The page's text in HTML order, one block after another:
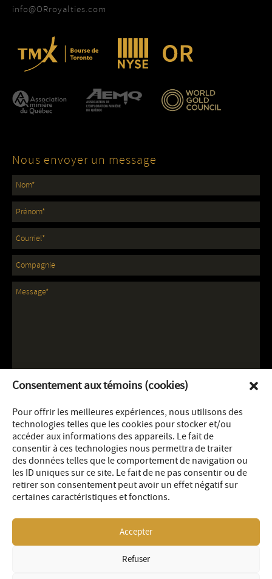
Consentement aux témoins (cookies)
Pour offrir les meilleures expériences, nous utilisons des
technologies telles que les cookies pour stocker et/ou
accéder aux informations des appareils. Le fait de
consentir à ces technologies nous permettra de traiter
des données telles que le comportement de navigation ou
les ID uniques sur ce site. Le fait de ne pas consentir ou de
retirer son consentement peut avoir un effet négatif sur
certaines caractéristiques et fonctions.
Accepter
Refuser
info@ORroyalties.com
Nous envoyer un message
© 2026 OR Royalties Inc